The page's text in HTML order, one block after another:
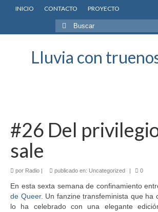
INICIO CONTACTO PROYECTO
Buscar
por:
Lluvia con
#26 Del
sale
por Radio | publicado en: Uncategorized | 0
En esta sexta semana de confinamiento
de Queer. Un fanzine transfeminista que ha
lo ha celebrado con una elegante